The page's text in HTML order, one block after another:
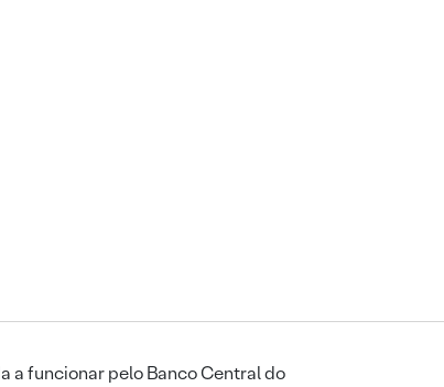
a funcionar pelo Banco Central do